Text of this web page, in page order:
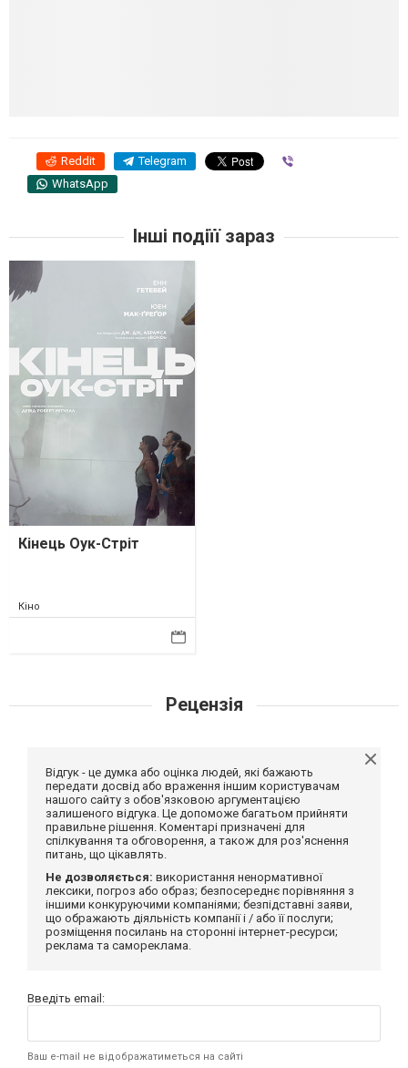
Reddit Telegram
WhatsApp
Інші подіїї зараз
Кінець Оук-Стріт
Кіно
Рецензія
Відгук - це думка або оцінка людей, які бажають
передати досвід або враження іншим користувачам
нашого сайту з обов'язковою аргументацією
залишеного відгука. Це допоможе багатьом прийняти
правильне рішення. Коментарі призначені для
спілкування та обговорення, а також для роз'яснення
питань, що цікавлять.
Не дозволяється: використання ненормативної
лексики, погроз або образ; безпосереднє порівняння з
іншими конкуруючими компаніями; безпідставні заяви,
що ображають діяльність компанії і / або її послуги;
розміщення посилань на сторонні інтернет-ресурси;
реклама та самореклама.
Введіть email:
Ваш e-mail не відображатиметься на сайті